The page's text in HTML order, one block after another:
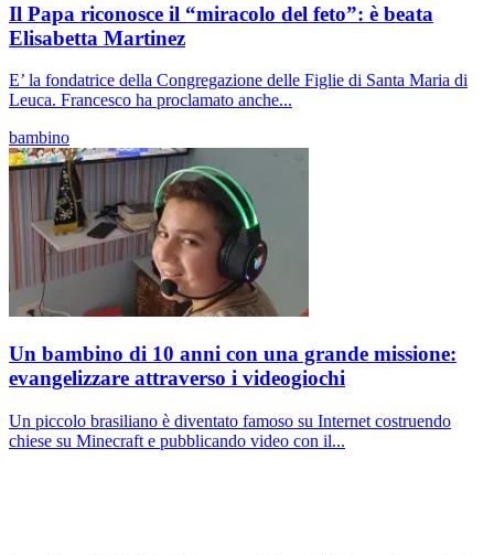
Il Papa riconosce il “miracolo del feto”: è beata
Elisabetta Martinez
E’ la fondatrice della Congregazione delle Figlie di Santa Maria di
Leuca. Francesco ha proclamato anche...
bambino
Un bambino di 10 anni con una grande missione:
evangelizzare attraverso i videogiochi
Un piccolo brasiliano è diventato famoso su Internet costruendo
chiese su Minecraft e pubblicando video con il...